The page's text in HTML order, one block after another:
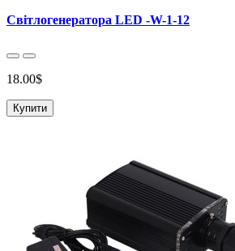
Світлогенератора LED -W-1-12
18.00$
Купити